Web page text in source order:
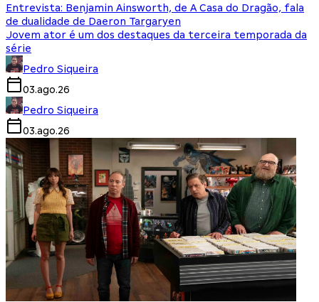
Entrevista: Benjamin Ainsworth, de A Casa do Dragão, fala
de dualidade de Daeron Targaryen
Jovem ator é um dos destaques da terceira temporada da
série
Pedro Siqueira
03.ago.26
Pedro Siqueira
03.ago.26